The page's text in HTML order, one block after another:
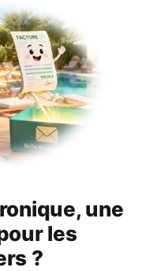
une
les
?